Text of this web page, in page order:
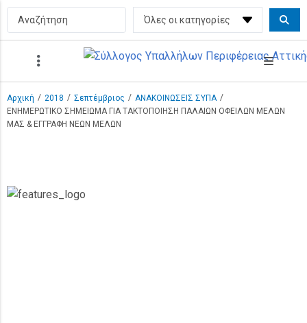
Αρχική / 2018 / Σεπτέμβριος / ΑΝΑΚΟΙΝΩΣΕΙΣ ΣΥΠΑ /
ΕΝΗΜΕΡΩΤΙΚΟ ΣΗΜΕΙΩΜΑ ΓΙΑ ΤΑΚΤΟΠΟΙΗΣΗ ΠΑΛΑΙΩΝ ΟΦΕΙΛΩΝ ΜΕΛΩΝ
ΜΑΣ & ΕΓΓΡΑΦΗ ΝΕΩΝ ΜΕΛΩΝ